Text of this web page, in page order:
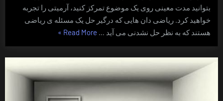
بتوانید مدت معینی روی یک موضوع تمرکز کنید، آرمیتی را تجربه
خواهید کرد. ریاضی دان هایی که درگیر حل یک مسئله ی ریاضی
هستند که به نظر حل نشدنی می آید … Read More “تنفس
ده”
»